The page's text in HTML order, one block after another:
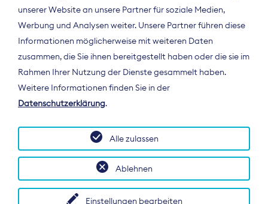
Der Bundesverband Digitalpublisher und
Zeitungsverleger (BDZV) vertritt als
Spitzenorganisation die Interessen der
Deutschland und auf EU-Ebene.
unserer Website an unsere Partner für soziale Medien,
Werbung und Analysen weiter. Unsere Partner führen diese
Informationen möglicherweise mit weiteren Daten
zusammen, die Sie ihnen bereitgestellt haben oder die sie im
Rahmen Ihrer Nutzung der Dienste gesammelt haben.
Weitere Informationen finden Sie in der
Datenschutzerklärung.
Einstellungen bearbeiten
Ablehnen
Alle zulassen